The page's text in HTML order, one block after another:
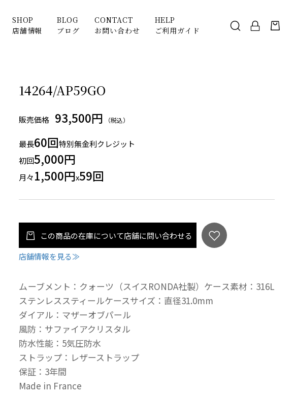
SHOP
店舗情報
BLOG
ブログ
CONTACT
お問い合わせ
HELP
ご利用ガイド
14264/AP59GO
販売価格 93,500円 （税込）
最長60回特別無金利クレジット
初回5,000円
月々1,500円x59回
この商品の在庫について店舗に問い合わせる
店舗情報を見る≫
ムーブメント：クォーツ（スイスRONDA社製）ケース素材：316L
ステンレススティールケースサイズ：直径31.0mm
ダイアル：マザーオブパール
風防：サファイアクリスタル
防水性能：5気圧防水
ストラップ：レザーストラップ
保証：3年間
Made in France